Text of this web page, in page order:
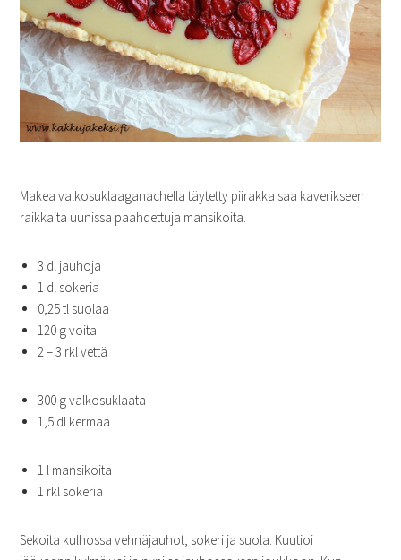
Makea valkosuklaaganachella täytetty piirakka saa kaverikseen
raikkaita uunissa paahdettuja mansikoita.
3 dl jauhoja
1 dl sokeria
0,25 tl suolaa
120 g voita
2 – 3 rkl vettä
300 g valkosuklaata
1,5 dl kermaa
1 l mansikoita
1 rkl sokeria
Sekoita kulhossa vehnäjauhot, sokeri ja suola. Kuutioi